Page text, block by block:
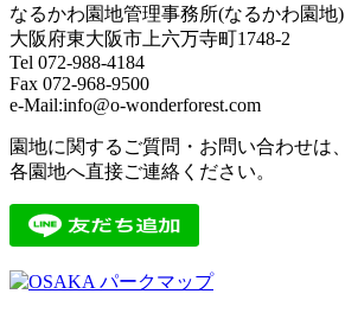
なるかわ園地管理事務所(なるかわ園地)
大阪府東大阪市上六万寺町1748-2
Tel 072-988-4184
Fax 072-968-9500
e-Mail:info@o-wonderforest.com
園地に関するご質問・お問い合わせは、
各園地へ直接ご連絡ください。